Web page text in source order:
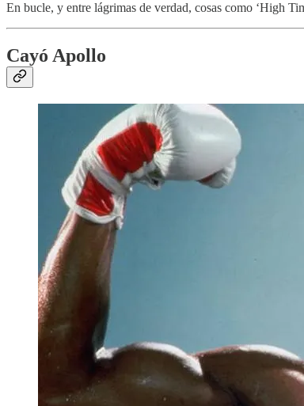
En bucle, y entre lágrimas de verdad, cosas como ‘High
Cayó Apollo